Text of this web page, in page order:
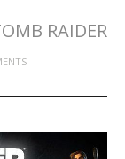
RAIDER